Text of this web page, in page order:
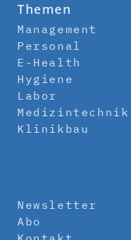
Themen
Management
Personal
E-Health
Hygiene
Labor
Medizintechnik
Klinikbau
Newsletter
Abo